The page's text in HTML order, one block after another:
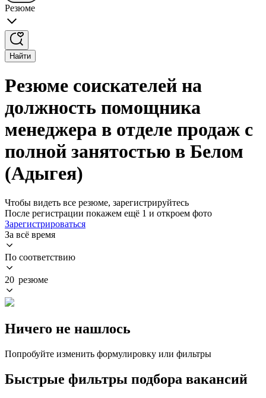
Резюме
Найти
Резюме соискателей на
должность помощника
менеджера в отделе продаж с
полной занятостью в Белом
(Адыгея)
Чтобы видеть все резюме, зарегистрируйтесь
После регистрации покажем ещё 1 и откроем фото
Зарегистрироваться
За всё время
По соответствию
20 резюме
Ничего не нашлось
Попробуйте изменить формулировку или фильтры
Быстрые фильтры подбора вакансий